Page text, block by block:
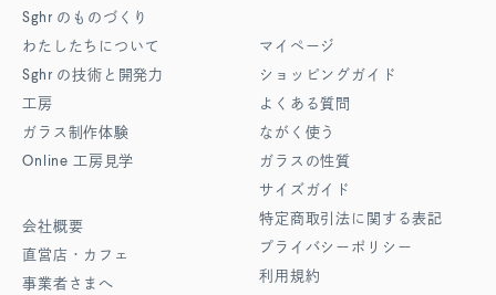
Sghr のものづくり
わたしたちについて
Sghr の技術と開発力
工房
ガラス制作体験
Online 工房見学
会社概要
直営店・カフェ
事業者さまへ
マイページ
ショッピングガイド
よくある質問
ながく使う
ガラスの性質
サイズガイド
特定商取引法に関する表記
プライバシーポリシー
利用規約